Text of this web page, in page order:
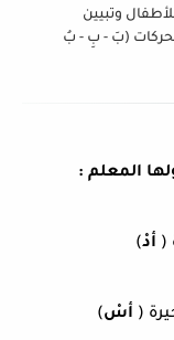
وتبيين
(بَ - بِ - بُ
المعلم :
( أدْ)
( أسْ)